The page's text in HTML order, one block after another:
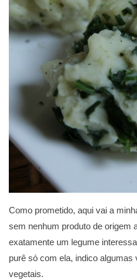
Como prometido, aqui vai a
sem nenhum produto de origem
exatamente um legume
purê só com ela, indico algumas
vegetais.